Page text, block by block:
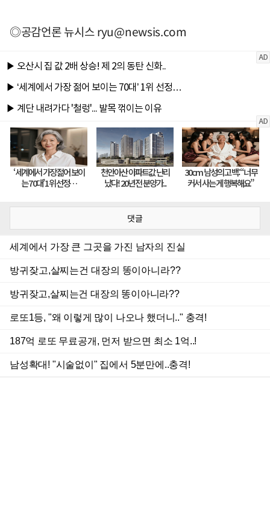
◎공감언론 뉴시스ryu@newsis.com
댓글